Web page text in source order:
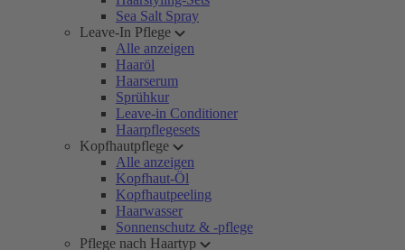
Sea Salt Spray
Leave-In Pflege
Alle anzeigen
Haaröl
Haarserum
Sprühkur
Leave-in Conditioner
Haarpflegesets
Kopfhautpflege
Alle anzeigen
Kopfhaut-Öl
Kopfhautpeeling
Haarwasser
Sonnenschutz & -pflege
Pflege nach Haartyp